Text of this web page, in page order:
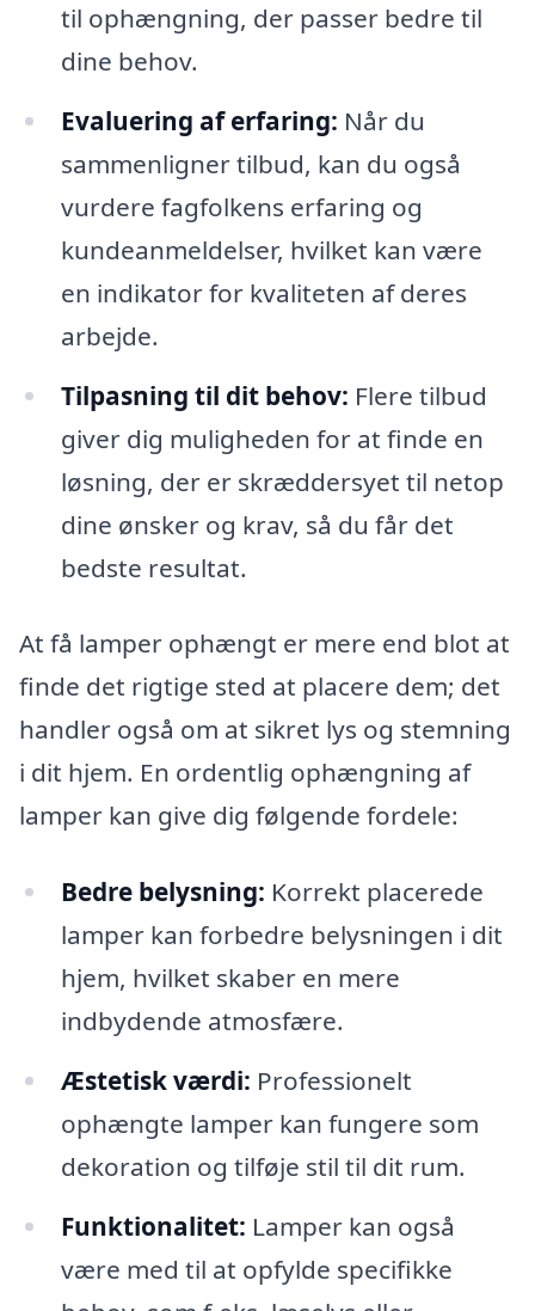
til ophængning, der passer bedre til
dine behov.
Evaluering af erfaring: Når du
sammenligner tilbud, kan du også
vurdere fagfolkens erfaring og
kundeanmeldelser, hvilket kan være
en indikator for kvaliteten af deres
arbejde.
Tilpasning til dit behov: Flere tilbud
giver dig muligheden for at finde en
løsning, der er skræddersyet til netop
dine ønsker og krav, så du får det
bedste resultat.
At få lamper ophængt er mere end blot at
finde det rigtige sted at placere dem; det
handler også om at sikret lys og stemning
i dit hjem. En ordentlig ophængning af
lamper kan give dig følgende fordele:
Bedre belysning: Korrekt placerede
lamper kan forbedre belysningen i dit
hjem, hvilket skaber en mere
indbydende atmosfære.
Æstetisk værdi: Professionelt
ophængte lamper kan fungere som
dekoration og tilføje stil til dit rum.
Funktionalitet: Lamper kan også
være med til at opfylde specifikke